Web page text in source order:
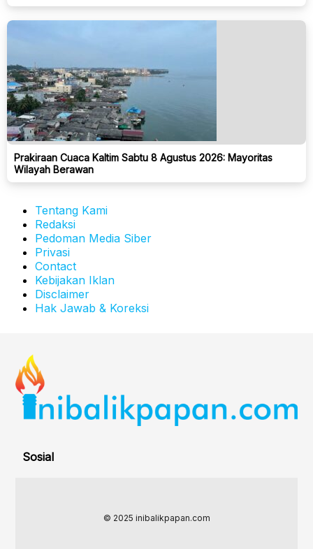
Prakiraan Cuaca Kaltim Sabtu 8 Agustus 2026: Mayoritas
Wilayah Berawan
Tentang Kami
Redaksi
Pedoman Media Siber
Privasi
Contact
Kebijakan Iklan
Disclaimer
Hak Jawab & Koreksi
Sosial
© 2025 inibalikpapan.com